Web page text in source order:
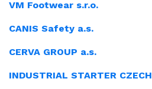
VM Footwear s.r.o.
CANIS Safety a.s.
CERVA GROUP a.s.
INDUSTRIAL STARTER